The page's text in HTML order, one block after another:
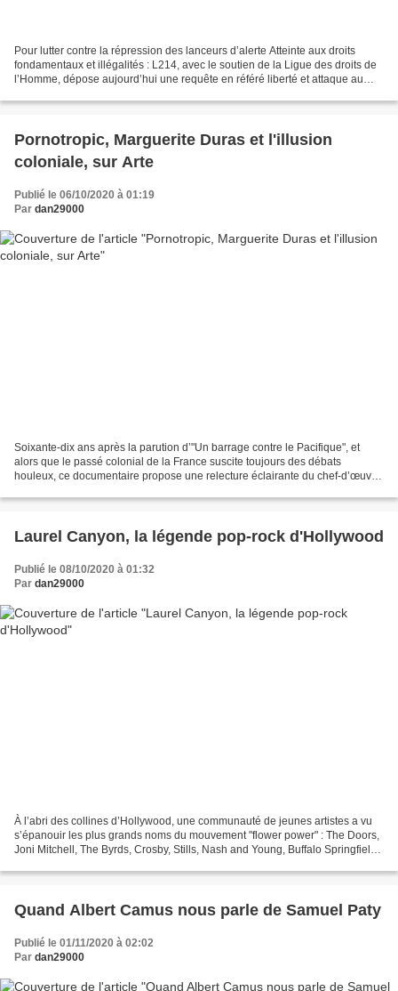
Pour lutter contre la répression des lanceurs d’alerte Atteinte aux droits
fondamentaux et illégalités : L214, avec le soutien de la Ligue des droits de
l’Homme, dépose aujourd’hui une requête en référé liberté et attaque au
Pornotropic, Marguerite Duras et l'illusion
coloniale, sur Arte
Publié le 06/10/2020 à 01:19
Par dan29000
Soixante-dix ans après la parution d’"Un barrage contre le Pacifique", et
alors que le passé colonial de la France suscite toujours des débats
houleux, ce documentaire propose une relecture éclairante du chef-d’œuvre
Laurel Canyon, la légende pop-rock d'Hollywood
Publié le 08/10/2020 à 01:32
Par dan29000
À l’abri des collines d’Hollywood, une communauté de jeunes artistes a vu
s’épanouir les plus grands noms du mouvement "flower power" : The Doors,
Joni Mitchell, The Byrds, Crosby, Stills, Nash and Young, Buffalo Springfield,
Quand Albert Camus nous parle de Samuel Paty
Publié le 01/11/2020 à 02:02
Par dan29000